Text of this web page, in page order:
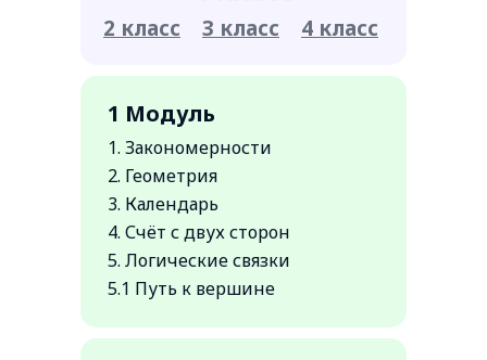
2 класс 3 класс 4 класс
1 Модуль
1. Закономерности
2. Геометрия
3. Календарь
4. Счёт с двух сторон
5. Логические связки
5.1 Путь к вершине